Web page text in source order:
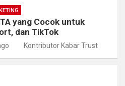
yang Cocok untuk
dan TikTok
Kontributor Kabar Trust